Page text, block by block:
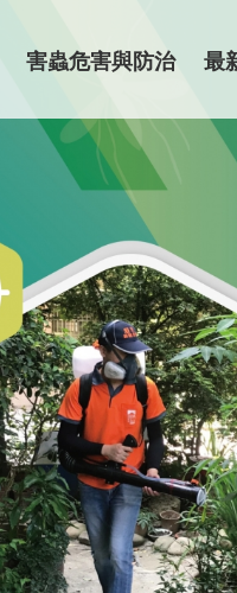
害蟲危害與防治 最